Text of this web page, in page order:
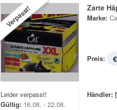
Verpasst! Zarte
Marke:
Preis:
Leider verpasst!
Gültig: 16.08. - 22.08.
Händler: